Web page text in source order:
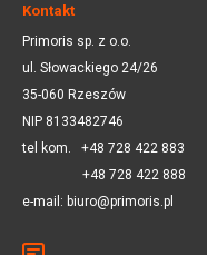
Kontakt
Primoris sp. z o.o.
ul. Słowackiego 24/26
35-060 Rzeszów
NIP 8133482746
tel kom. +48 728 422 883
+48 728 422 888
e-mail: biuro@primoris.pl